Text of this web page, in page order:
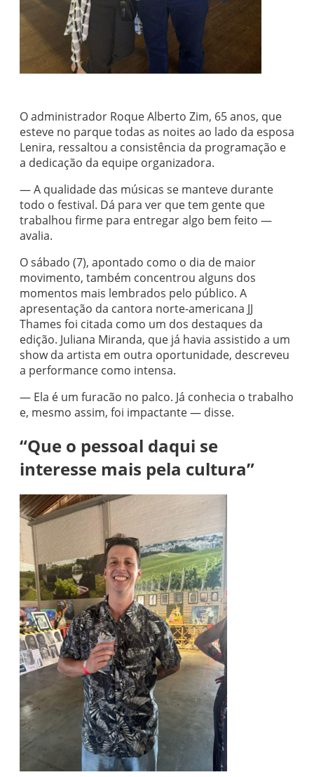
O administrador Roque Alberto Zim, 65 anos, que
esteve no parque todas as noites ao lado da esposa
Lenira, ressaltou a consistência da programação e
a dedicação da equipe organizadora.
— A qualidade das músicas se manteve durante
todo o festival. Dá para ver que tem gente que
trabalhou firme para entregar algo bem feito —
avalia.
O sábado (7), apontado como o dia de maior
movimento, também concentrou alguns dos
momentos mais lembrados pelo público. A
apresentação da cantora norte-americana JJ
Thames foi citada como um dos destaques da
edição. Juliana Miranda, que já havia assistido a um
show da artista em outra oportunidade, descreveu
a performance como intensa.
— Ela é um furacão no palco. Já conhecia o trabalho
e, mesmo assim, foi impactante — disse.
“Que o pessoal daqui se
interesse mais pela cultura”